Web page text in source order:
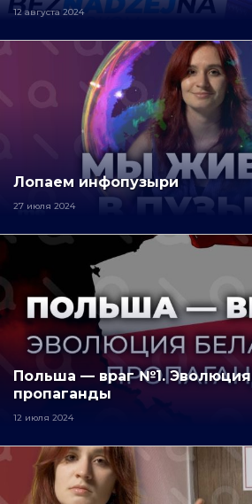
12 августа 2024
Лопаем инфопузыри
27 июля 2024
Польша — враг №1. Эволюция
пропаганды
12 июля 2024